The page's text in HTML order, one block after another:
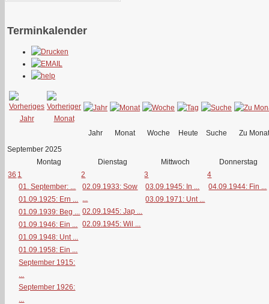
Terminkalender
Jahr Monat Woche Heute Suche
Zu Monat
September 2025
Montag
Dienstag Mittwoch
Donnerstag
36 1
01. September: ...
01.09.1925: Ern ...
01.09.1939: Beg ...
01.09.1946: Ein ...
01.09.1948: Unt ...
01.09.1958: Ein ...
September 1915:
...
September 1926:
...
2
02.09.1933: Sow
...
02.09.1945: Jap ...
02.09.1945: Wil ...
3
03.09.1945: In ...
03.09.1971: Unt ...
4
04.09.1944: Fin ...